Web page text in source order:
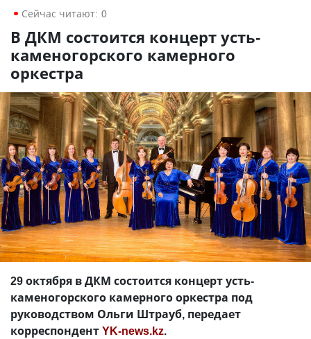
Сейчас читают: 0
В ДКМ состоится концерт усть-
каменогорского камерного
оркестра
29 октября в ДКМ состоится концерт усть-
каменогорского камерного оркестра под
руководством Ольги Штрауб, передает
корреспондентYK-news.kz.